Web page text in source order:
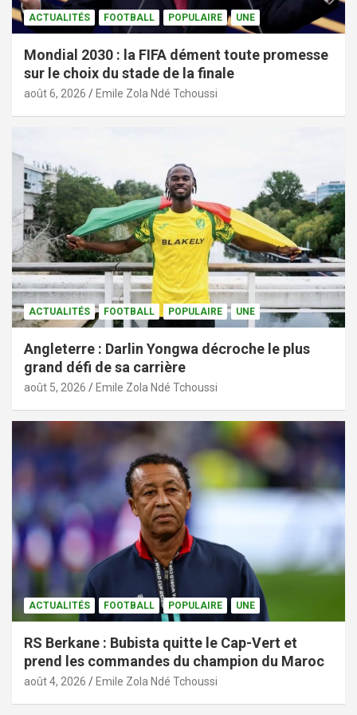
ACTUALITÉS FOOTBALL POPULAIRE UNE
Mondial 2030 : la FIFA dément toute promesse
sur le choix du stade de la finale
août 6, 2026 Emile Zola Ndé Tchoussi
ACTUALITÉS FOOTBALL POPULAIRE UNE
Angleterre : Darlin Yongwa décroche le plus
grand défi de sa carrière
août 5, 2026 Emile Zola Ndé Tchoussi
ACTUALITÉS FOOTBALL POPULAIRE UNE
RS Berkane : Bubista quitte le Cap-Vert et
prend les commandes du champion du Maroc
août 4, 2026 Emile Zola Ndé Tchoussi